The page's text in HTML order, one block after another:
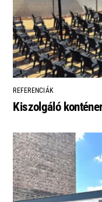
REFERENCIÁK
Kiszolgáló